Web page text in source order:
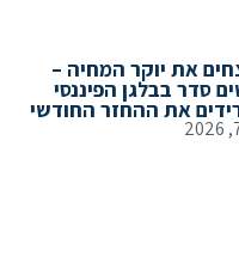
יוקר המחיה –
בבלגן הפיננסי
את ההחזר החודשי